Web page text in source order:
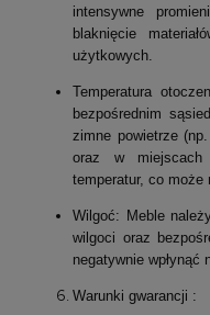
intensywne
blaknięcie
użytkowych.
Temperatura
bezpośrednim
zimne powietrze
oraz w miejscach
temperatur, co może
Wilgoć: Meble
wilgoci oraz
negatywnie wpłynąć
Warunki gwarancji :